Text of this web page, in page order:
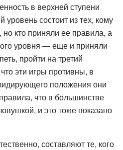
в верхней ступени
уровень состоит из тех, кому
но кто приняли ее правила, а
уровня — еще и приняли
пройти на третий
эти игры противны, в
положения они
что в большинстве
и это тоже показано
составляют те, кого